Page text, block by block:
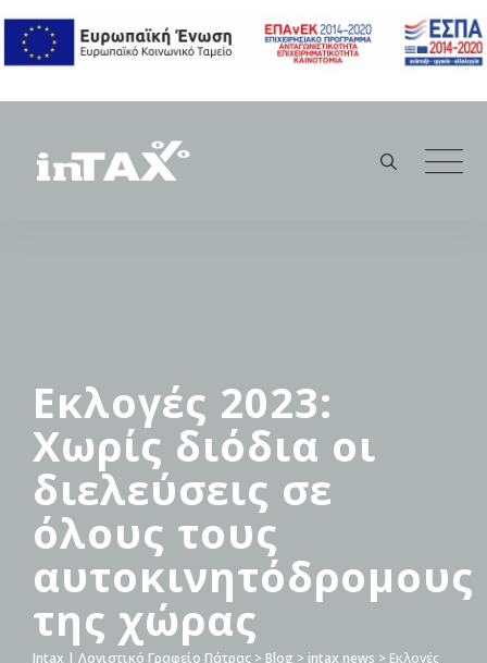
content
Εκλογές 2023:
Χωρίς διόδια οι
διελεύσεις σε
όλους τους
αυτοκινητόδρομους
της χώρας
Intax | Λογιστικό Γραφείο Πάτρας > Blog > intax news > Εκλογές